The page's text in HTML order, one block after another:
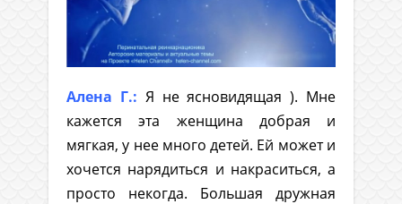
Алена Г.: Я не ясновидящая ). Мне
кажется эта женщина добрая и
мягкая, у нее много детей. Ей может и
хочется нарядиться и накраситься, а
просто некогда. Большая дружная